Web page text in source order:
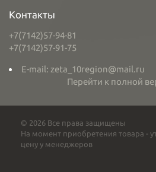
Контакты
+7(7142)57-94-81
+7(7142)57-91-75
E-mail: zeta_10region@mail.ru
Перейти к полной
© 2026 Все права защищены
На момент приобретения товара -
цену у менеджеров